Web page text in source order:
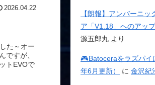
2026.04.22
た～オー
ですが、
トEVOで
【朗報】アンバーニ
ア「V1.18」へのアッ
源五郎丸 より
🎮Batoceraをラズパイ
年6月更新）
に 金沢紀